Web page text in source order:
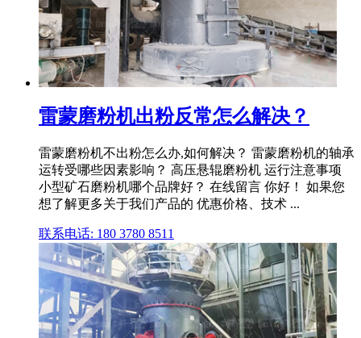
雷蒙磨粉机出粉反常怎么解决？
雷蒙磨粉机不出粉怎么办,如何解决？ 雷蒙磨粉机的轴承
运转受哪些因素影响？ 高压悬辊磨粉机 运行注意事项
小型矿石磨粉机哪个品牌好？ 在线留言 你好！ 如果您
想了解更多关于我们产品的 优惠价格、技术 ...
联系电话: 180 3780 8511